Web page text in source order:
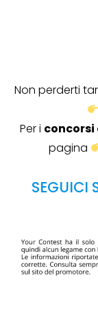
Non perderti
Per i
pagina
SEGUICI